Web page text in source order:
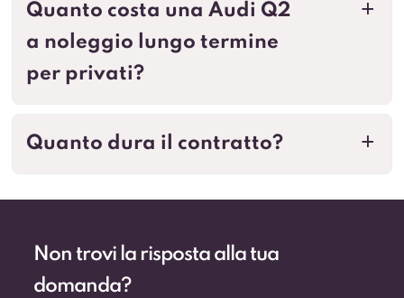
a
Quanto costa una Audi Q2
a noleggio lungo termine
per privati?
a
Quanto dura il contratto?
Non trovi la risposta alla tua
domanda?